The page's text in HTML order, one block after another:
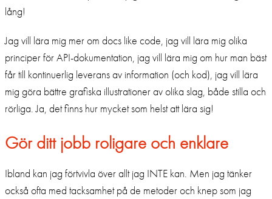
lång!
Jag vill lära mig mer om docs like code, jag vill lära mig olika
principer för API-dokumentation, jag vill lära mig om hur man bäst
får till kontinuerlig leverans av information (och kod), jag vill lära
mig göra bättre grafiska illustrationer av olika slag, både stilla och
rörliga. Ja, det finns hur mycket som helst att lära sig!
Gör ditt jobb roligare och enklare
Ibland kan jag förtvivla över allt jag INTE kan. Men jag tänker
också ofta med tacksamhet på de metoder och knep som jag